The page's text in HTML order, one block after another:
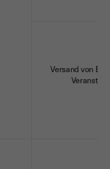
Versand von